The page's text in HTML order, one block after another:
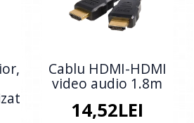
Cablu HDMI-HDMI
video audio 1.8m
14,52LEI